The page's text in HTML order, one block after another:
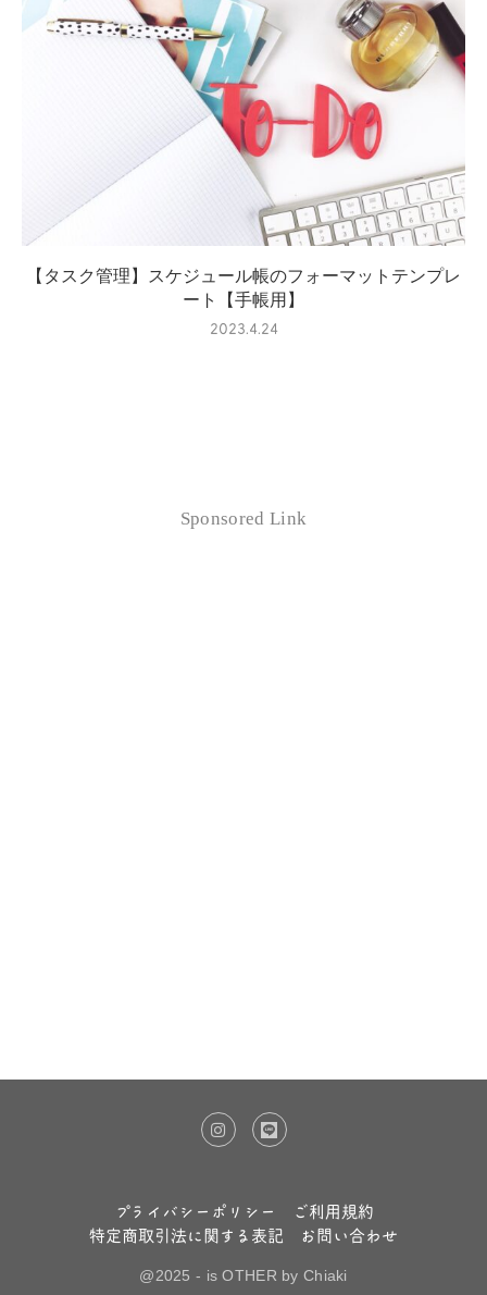
【タスク管理】スケジュール帳のフォーマットテンプレ
ート【手帳用】
2023.4.24
Sponsored Link
プライバシーポリシー
ご利用規約
特定商取引法に関する表記
お問い合わせ
@2025 - is OTHER by Chiaki